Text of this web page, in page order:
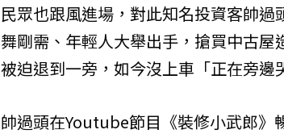
民眾也跟風進場，對此知名投資客帥
舞剛需、年輕人大舉出手，搶買中古
被迫退到一旁，如今沒上車「正在旁邊
帥過頭在Youtube節目《裝修小武郎》